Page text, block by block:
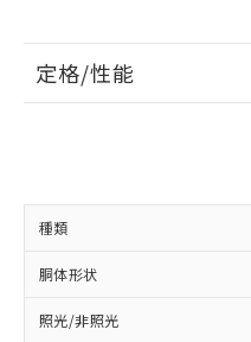
定格/性能
種類
胴体形状
照光/非照光